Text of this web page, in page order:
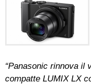
“Panasonic rinnova il
compatte LUMIX LX